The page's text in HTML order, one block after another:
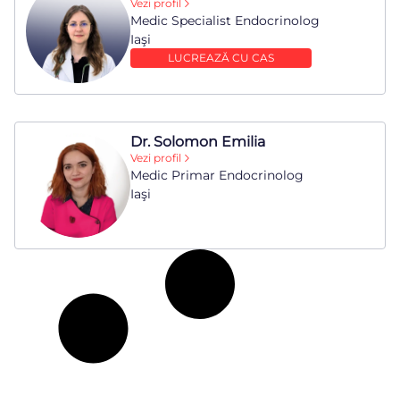
Vezi profil
Medic Specialist Endocrinolog
Iaşi
LUCREAZĂ CU CAS
Dr. Solomon Emilia
Vezi profil
Medic Primar Endocrinolog
Iaşi